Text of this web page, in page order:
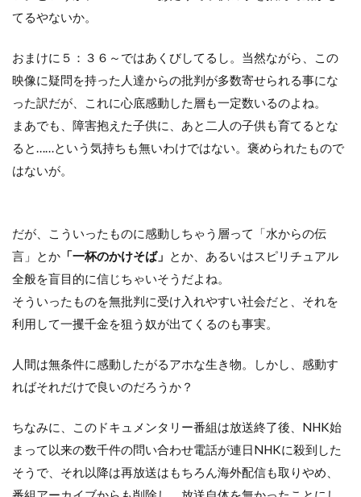
てるやないか。
おまけに５：３６～ではあくびしてるし。当然ながら、この
映像に疑問を持った人達からの批判が多数寄せられる事にな
った訳だが、これに心底感動した層も一定数いるのよね。
まあでも、障害抱えた子供に、あと二人の子供も育てるとな
ると……という気持ちも無いわけではない。褒められたもので
はないが。
だが、こういったものに感動しちゃう層って「水からの伝
言」とか 「一杯のかけそば」 とか、あるいはスピリチュアル
全般を盲目的に信じちゃいそうだよね。
そういったものを無批判に受け入れやすい社会だと、それを
利用して一攫千金を狙う奴が出てくるのも事実。
人間は無条件に感動したがるアホな生き物。しかし、感動す
ればそれだけで良いのだろうか？
ちなみに、このドキュメンタリー番組は放送終了後、NHK始
まって以来の数千件の問い合わせ電話が連日NHKに殺到した
そうで、それ以降は再放送はもちろん海外配信も取りやめ、